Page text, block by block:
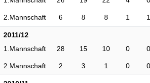
2.Mannschaft 6 8 8 1 1
2011/12
1.Mannschaft
28 15 10 0 0
2.Mannschaft 2 3 1 0 0